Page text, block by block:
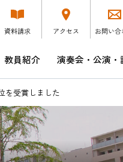
教員紹介 演奏会・公演・
つけ 教育方針・ポリシー・学
博士後期課程 音楽文化
昭和ウインド・シンフォ
企業採用担当の皆様へ
本学卒業生の就職先企
を受賞しました